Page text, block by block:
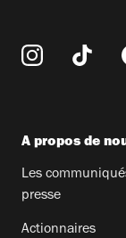
A propos de
Les
presse
Actionnaires